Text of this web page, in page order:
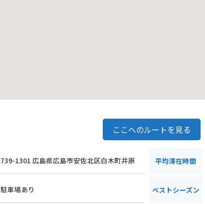
ここへのルートを見る
739-1301 広島県広島市安佐北区白木町井原 平均滞在時間
駐車場あり ベストシーズン